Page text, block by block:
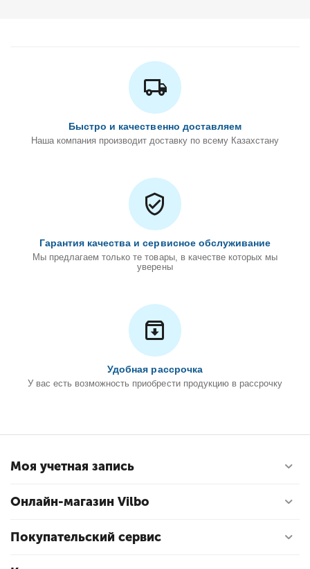
Быстро и качественно доставляем
Наша компания производит доставку по всему Казахстану
Гарантия качества и сервисное обслуживание
Мы предлагаем только те товары, в качестве которых мы
уверены
Удобная рассрочка
У вас есть возможность приобрести продукцию в рассрочку
Моя учетная запись
Онлайн-магазин Vilbo
Покупательский сервис